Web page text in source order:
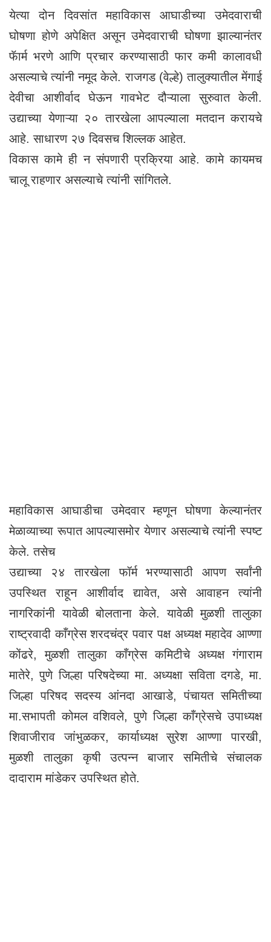
येत्या दोन दिवसांत महाविकास आघाडीच्या उमेदवाराची
घोषणा होणे अपेक्षित असून उमेदवाराची घोषणा झाल्यानंतर
फॅार्म भरणे आणि प्रचार करण्यासाठी फार कमी कालावधी
असल्याचे त्यांनी नमूद केले. राजगड (वेल्हे) तालुक्यातील मेंगाई
देवीचा आशीर्वाद घेऊन गावभेट दौऱ्याला सुरुवात केली.
उद्याच्या येणाऱ्या २० तारखेला आपल्याला मतदान करायचे
आहे. साधारण २७ दिवसच शिल्लक आहेत.
विकास कामे ही न संपणारी प्रक्रिया आहे. कामे कायमच
चालू राहणार असल्याचे त्यांनी सांगितले.
महाविकास आघाडीचा उमेदवार म्हणून घोषणा केल्यानंतर
मेळाव्याच्या रूपात आपल्यासमोर येणार असल्याचे त्यांनी स्पष्ट
केले. तसेच
उद्याच्या २४ तारखेला फॉर्म भरण्यासाठी आपण सर्वांनी
उपस्थित राहून आशीर्वाद द्यावेत, असे आवाहन त्यांनी
नागरिकांनी यावेळी बोलताना केले. यावेळी मुळशी तालुका
राष्ट्रवादी काँग्रेस शरदचंद्र पवार पक्ष अध्यक्ष महादेव आण्णा
कोंढरे, मुळशी तालुका काँग्रेस कमिटीचे अध्यक्ष गंगाराम
मातेरे, पुणे जिल्हा परिषदेच्या मा. अध्यक्षा सविता दगडे, मा.
जिल्हा परिषद सदस्य आंनदा आखाडे, पंचायत समितीच्या
मा.सभापती कोमल वशिवले, पुणे जिल्हा काँग्रेसचे उपाध्यक्ष
शिवाजीराव जांभुळकर, कार्याध्यक्ष सुरेश आण्णा पारखी,
मुळशी तालुका कृषी उत्पन्न बाजार समितीचे संचालक
दादाराम मांडेकर उपस्थित होते.